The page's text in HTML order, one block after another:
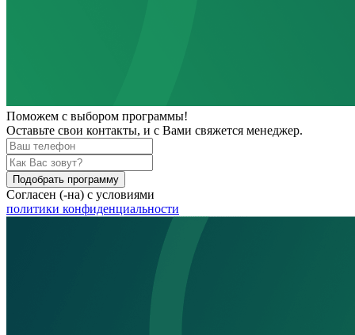
Поможем с выбором программы!
Оставьте свои контакты, и с Вами свяжется менеджер.
Подобрать программу
Согласен (-на) с условиями
политики конфиденциальности